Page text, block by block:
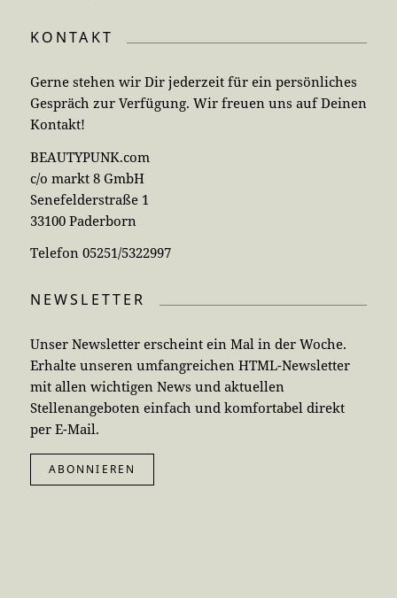
KONTAKT
Gerne stehen wir Dir jederzeit für ein persönliches
Gespräch zur Verfügung. Wir freuen uns auf Deinen
Kontakt!
BEAUTYPUNK.com
c/o markt 8 GmbH
Senefelderstraße 1
33100 Paderborn
Telefon 05251/5322997
NEWSLETTER
Unser Newsletter erscheint ein Mal in der Woche.
Erhalte unseren umfangreichen HTML-Newsletter
mit allen wichtigen News und aktuellen
Stellenangeboten einfach und komfortabel direkt
per E-Mail.
ABONNIEREN